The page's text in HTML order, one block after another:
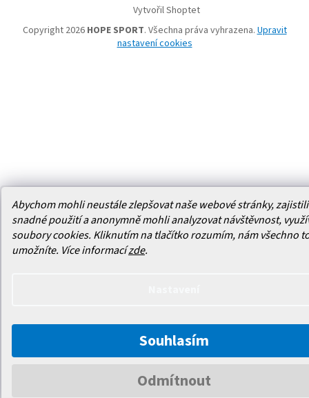
Abychom mohli neustále zlepšovat naše webové stránky,
snadné použití a anonymně mohli analyzovat návštěvnost,
soubory cookies. Kliknutím na tlačítko rozumím, nám všechno
umožníte. Více informacízde.
Odmítnout
Souhlasím
Vytvořil Shoptet
Copyright 2026 HOPE SPORT. Všechna práva vyhrazena. Upravit
nastavení cookies